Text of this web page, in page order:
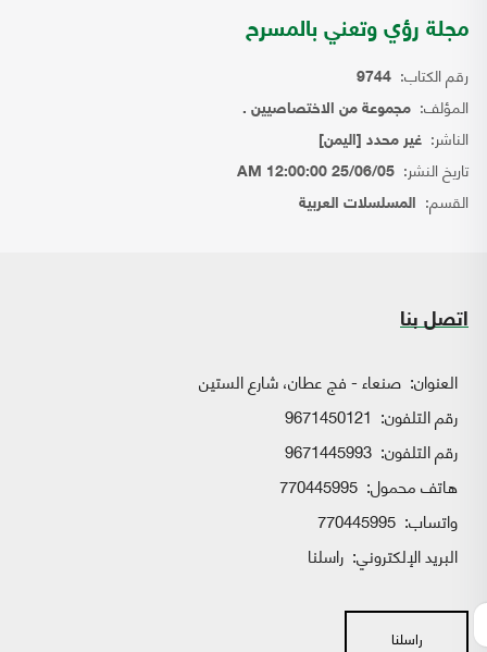
مجلة رؤي وتعني بالمسرح
رقم الكتاب: 9744
المؤلف: مجموعة من الاختصاصيين .
الناشر: غير محدد [اليمن]
تاريخ النشر: 25/06/05 12:00:00 AM
القسم: المسلسلات العربية
اتصل بنا
العنوان: صنعاء - فج عطان، شارع الستين
رقم التلفون: 9671450121
رقم التلفون: 9671445993
هاتف محمول: 770445995
واتساب:
البريد الإلكتروني: راسلنا
راسلنا